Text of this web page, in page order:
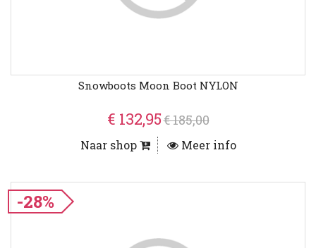
Snowboots Moon Boot NYLON
€ 132,95€ 185,00
Naar shop Meer info
-28%